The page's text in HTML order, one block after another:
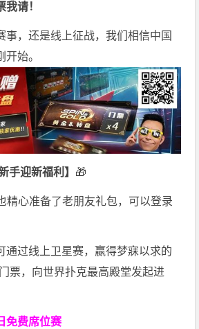
请！
事，还是线上征战，我们相信中国
始。
手迎新福利】 🎁
精心准备了老朋友礼包，可以登录
通过线上卫星赛，赢得梦寐以求的
票，向世界扑克最高殿堂发起进
免费席位赛